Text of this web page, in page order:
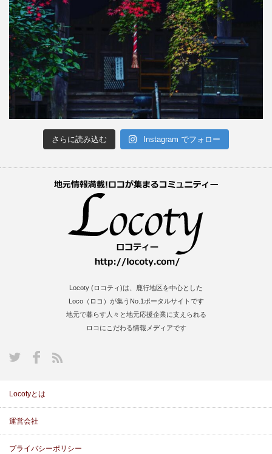
さらに読み込む Instagram でフォロー
Locoty (ロコティ)は、鹿行地区を中心とした
Loco（ロコ）が集うNo.1ポータルサイトです
地元で暮らす人々と地元応援企業に支えられる
ロコにこだわる情報メディアです
Locotyとは
運営会社
プライバシーポリシー